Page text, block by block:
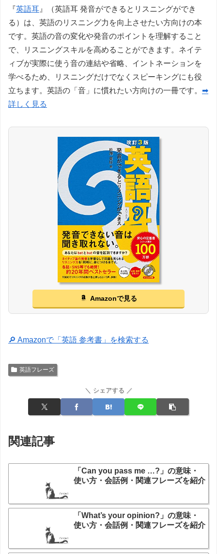
『英語耳 』（英語耳 発音ができるとリスニングができ
る）は、英語のリスニング力を向上させたい方向けの本
です。英語の音の変化や発音のポイントを理解すること
で、リスニングスキルを高めることができます。ネイテ
ィブが実際に使う音の連結や省略、イントネーションを
学べるため、リスニングだけでなくスピーキングにも役
立ちます。英語の「音」に慣れたい方向けの一冊です。 ➡
詳しく見る
Amazonで見る
🔎 Amazonで「英語 参考書」を検索する
英語フレーズ
＼ シェアする ／
関連記事
「Can you pass me …?」の意味・
使い方・会話例・関連フレーズを紹介
「What’s your opinion?」の意味・
使い方・会話例・関連フレーズを紹介